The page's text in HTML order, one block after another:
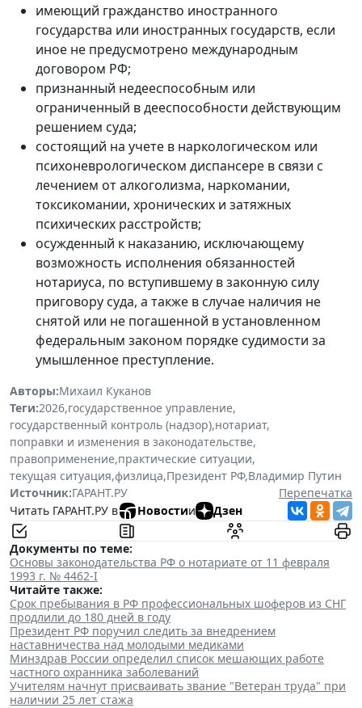
имеющий гражданство иностранного
государства или иностранных государств, если
иное не предусмотрено международным
договором РФ;
признанный недееспособным или
ограниченный в дееспособности действующим
решением суда;
состоящий на учете в наркологическом или
психоневрологическом диспансере в связи с
лечением от алкоголизма, наркомании,
токсикомании, хронических и затяжных
психических расстройств;
осужденный к наказанию, исключающему
возможность исполнения обязанностей
нотариуса, по вступившему в законную силу
приговору суда, а также в случае наличия не
снятой или не погашенной в установленном
федеральным законом порядке судимости за
умышленное преступление.
Авторы:Михаил Куканов
Теги:2026,государственное управление,
государственный контроль (надзор),нотариат,
поправки и изменения в законодательстве,
правоприменение,практические ситуации,
текущая ситуация,физлица,Президент РФ,Владимир Путин
Источник:ГАРАНТ.РУ
Перепечатка
Читать ГАРАНТ.РУ в
Новостии Дзен
Документы по теме:
Основы законодательства РФ о нотариате от 11 февраля
1993 г. № 4462-I
Читайте также:
Срок пребывания в РФ профессиональных шоферов из СНГ
продлили до 180 дней в году
Президент РФ поручил следить за внедрением
наставничества над молодыми медиками
Минздрав России определил список мешающих работе
частного охранника заболеваний
Учителям начнут присваивать звание "Ветеран труда" при
наличии 25 лет стажа